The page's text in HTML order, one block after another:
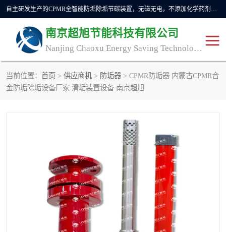
自主研发生产的CPMR全智能防垢除垢节碳装置，无磁无电，不添加化学药剂，*了国内纯物理除垢技术领域空白，其性能处于国际领先水平。广泛应用于石油炼化、钢铁冶炼、电力、煤矿、化工、供暖、压铸、汽车制造、涉水家电等行业。
南京超旭节能科技有限公司
Nanjing Chaoxu Energy Saving Technology Co., Ltd
当前位置： 首页 > 供应商机 > 防垢器 > CPMR防垢器 内蒙古CPMR合
金防垢除垢设备厂家 清垢装置设备 南京超旭
CPMR CPMR全智能防垢除垢节
防蜡除蜡
锅炉除垢
CPMR商用防垢器/家用防
垢器
清碳燃油催化器